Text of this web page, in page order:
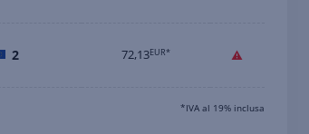
2 72,13EUR*
*IVA al 19% inclusa